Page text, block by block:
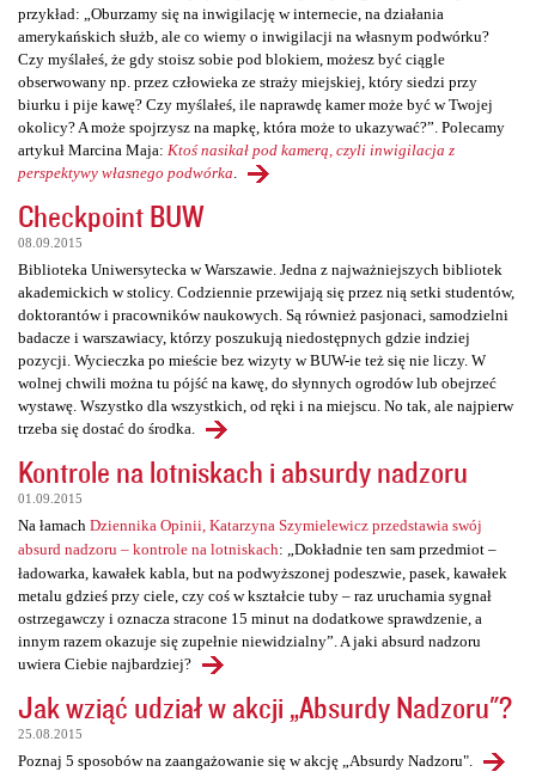
przykład: „Oburzamy się na inwigilację w internecie, na działania
amerykańskich służb, ale co wiemy o inwigilacji na własnym podwórku?
Czy myślałeś, że gdy stoisz sobie pod blokiem, możesz być ciągle
obserwowany np. przez człowieka ze straży miejskiej, który siedzi przy
biurku i pije kawę? Czy myślałeś, ile naprawdę kamer może być w Twojej
okolicy? A może spojrzysz na mapkę, która może to ukazywać?”. Polecamy
artykuł Marcina Maja: Ktoś nasikał pod kamerą, czyli inwigilacja z
perspektywy własnego podwórka
Checkpoint BUW
08.09.2015
Biblioteka Uniwersytecka w Warszawie. Jedna z najważniejszych bibliotek
akademickich w stolicy. Codziennie przewijają się przez nią setki studentów,
doktorantów i pracowników naukowych. Są również pasjonaci, samodzielni
badacze i warszawiacy, którzy poszukują niedostępnych gdzie indziej
pozycji. Wycieczka po mieście bez wizyty w BUW-ie też się nie liczy. W
wolnej chwili można tu pójść na kawę, do słynnych ogrodów lub obejrzeć
wystawę. Wszystko dla wszystkich, od ręki i na miejscu. No tak, ale najpierw
trzeba się dostać do środka.
Kontrole na lotniskach i absurdy nadzoru
01.09.2015
Na łamach Dziennika Opinii, Katarzyna Szymielewicz przedstawia swój
absurd nadzoru – kontrole na lotniskach: „Dokładnie ten sam przedmiot –
ładowarka, kawałek kabla, but na podwyższonej podeszwie, pasek, kawałek
metalu gdzieś przy ciele, czy coś w kształcie tuby – raz uruchamia sygnał
ostrzegawczy i oznacza stracone 15 minut na dodatkowe sprawdzenie, a
innym razem okazuje się zupełnie niewidzialny”. A jaki absurd nadzoru
uwiera Ciebie najbardziej?
Jak wziąć udział w akcji „Absurdy Nadzoru"?
25.08.2015
Poznaj 5 sposobów na zaangażowanie się w akcję „Absurdy Nadzoru".